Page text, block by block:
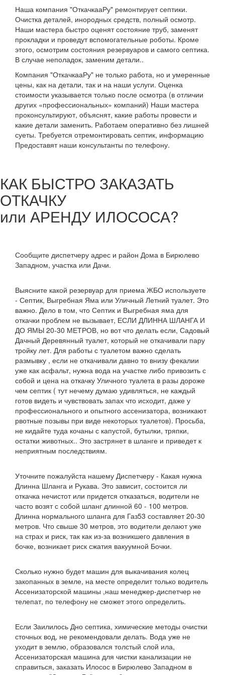
Наша компания "ОткачкааРу" ремонтирует септики.
Очистка деталей, инородных средств, полный осмотр.
Наши мастера быстро оценят состояние труб, заменят
прокладки и проведут вспомогательные роботы. Кроме
этого, осмотрим состояния резервуаров и самого септика.
В случае неполадок, заменим детали..
Компания "ОткачкааРу" не только работа, но и умеренные
цены, как на детали, так и на наши услуги. Оценка
стоимости указывается только после осмотра (в отличии
других «профессиональных» компаний) Наши мастера
проконсультируют, объяснят, какие работы провести и
какие детали заменить. Работаем оперативно без лишней
суеты. Требуется отремонтировать септик, информацию
Предоставят наши консультанты по телефону.
КАК БЫСТРО ЗАКАЗАТЬ
ОТКАЧКУ
или АРЕНДУ ИЛОСОСА?
Сообщите диспетчеру адрес и район Дома в Бирюлево
Западном, участка или Дачи.
Выясните какой резервуар для приема ЖБО используете
- Септик, Выгребная Яма или Уличный Летний туалет. Это
важно. Дело в том, что Септик и Выгребная яма для
откачки проблем не вызывает, ЕСЛИ ДЛИННА ШЛАНГА И
ДО ЯМЫ 20-30 МЕТРОВ, но вот что делать если, Садовый
Дачный Деревянный туалет, который не откачивали пару
тройку лет. Для работы с туалетом важно сделать
размывку , если не откачивали давно то внизу фекалии
уже как асфальт, нужна вода на участке либо привозить с
собой и цена на откачку Уличного туалета в разы дороже
чем септик ( тут нечему думаю удивляться, не каждый
готов видеть и чувствовать запах что исходит, даже у
профессионального и опытного ассенизатора, возникают
рвотные позывы при виде некоторых туалетов). Просьба,
не кидайте туда кочаны с капустой, бутылки, тряпки,
остатки животных.. Это застрянет в шланге и приведет к
неприятным последствиям.
Уточните пожалуйста нашему Диспетчеру - Какая нужна
Длинна Шланга и Рукава. Это зависит, состоится ли
откачка нечистот или придется отказаться, водители не
часто возят с собой шланг длинной 60 - 100 метров.
Длинна нормального шланга для Газ53 составляет 20-30
метров. Что свыше 30 метров, это водители делают уже
на страх и риск, так как из-за возникшего давления в
бочке, возникает риск сжатия вакуумной Бочки.
Сколько нужно будет машин для выкачивания колец
закопанных в земле, на месте определит только водитель
Ассенизаторской машины ,наш менеджер-диспетчер не
телепат, по телефону не сможет этого определить.
Если Заилилось Дно септика, химические методы очистки
сточных вод, не рекомендовали делать. Вода уже не
уходит в землю, образовался толстый слой ила,
Ассенизаторская машина для чистки канализации не
справиться, заказать Илосос в Бирюлево Западном в